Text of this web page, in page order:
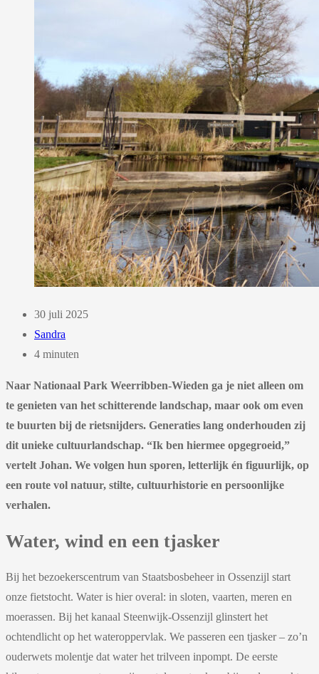
30 juli 2025
Sandra
4 minuten
Naar Nationaal Park Weerribben-Wieden ga je niet alleen om
te genieten van het schitterende landschap, maar ook om even
te buurten bij de rietsnijders. Generaties lang onderhouden zij
dit unieke cultuurlandschap. “Ik ben hiermee opgegroeid,”
vertelt Johan. We volgen hun sporen, letterlijk én figuurlijk, op
een route vol natuur, stilte, cultuurhistorie en persoonlijke
verhalen.
Water, wind en een tjasker
Bij het bezoekerscentrum van Staatsbosbeheer in Ossenzijl start
onze fietstocht. Water is hier overal: in sloten, vaarten, meren en
moerassen. Bij het kanaal Steenwijk-Ossenzijl glinstert het
ochtendlicht op het wateroppervlak. We passeren een tjasker – zo’n
ouderwets molentje dat water het trilveen inpompt. De eerste